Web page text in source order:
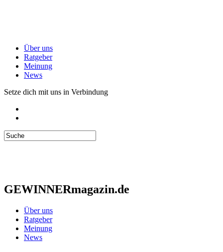
Über uns
Ratgeber
Meinung
News
Setze dich mit uns in Verbindung
GEWINNERmagazin.de
Über uns
Ratgeber
Meinung
News